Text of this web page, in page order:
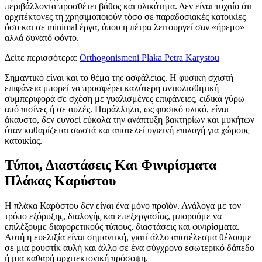
περιβάλλοντα προσθέτει βάθος και υλικότητα. Δεν είναι τυχαίο ότι
αρχιτέκτονες τη χρησιμοποιούν τόσο σε παραδοσιακές κατοικίες
όσο και σε minimal έργα, όπου η πέτρα λειτουργεί σαν «ήρεμο»
αλλά δυνατό φόντο.
Δείτε περισσότερα: Orthogonismeni Plaka Petra Karystou
Σημαντικό είναι και το θέμα της ασφάλειας. Η φυσική σχιστή
επιφάνεια μπορεί να προσφέρει καλύτερη αντιολισθητική
συμπεριφορά σε σχέση με γυαλισμένες επιφάνειες, ειδικά γύρω
από πισίνες ή σε αυλές. Παράλληλα, ως φυσικό υλικό, είναι
άκαυστο, δεν ευνοεί εύκολα την ανάπτυξη βακτηρίων και μυκήτων
όταν καθαρίζεται σωστά και αποτελεί υγιεινή επιλογή για χώρους
κατοικίας.
Τύποι, Διαστάσεις Και Φινιρίσματα
Πλάκας Καρύστου
Η πλάκα Καρύστου δεν είναι ένα μόνο προϊόν. Ανάλογα με τον
τρόπο εξόρυξης, διαλογής και επεξεργασίας, μπορούμε να
επιλέξουμε διαφορετικούς τύπους, διαστάσεις και φινιρίσματα.
Αυτή η ευελιξία είναι σημαντική, γιατί άλλο αποτέλεσμα θέλουμε
σε μια ρουστίκ αυλή και άλλο σε ένα σύγχρονο εσωτερικό δάπεδο
ή μια καθαρή αρχιτεκτονική πρόσοψη.